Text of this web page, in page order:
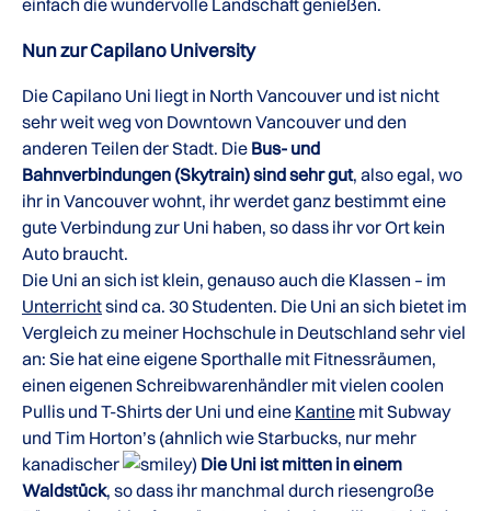
einfach die wundervolle Landschaft genießen.
Nun zur Capilano University
Die Capilano Uni liegt in North Vancouver und ist nicht
sehr weit weg von Downtown Vancouver und den
anderen Teilen der Stadt. Die Bus- und
Bahnverbindungen (Skytrain) sind sehr gut, also egal, wo
ihr in Vancouver wohnt, ihr werdet ganz bestimmt eine
gute Verbindung zur Uni haben, so dass ihr vor Ort kein
Auto braucht.
Die Uni an sich ist klein, genauso auch die Klassen – im
Unterrichtsind ca. 30 Studenten. Die Uni an sich bietet im
Vergleich zu meiner Hochschule in Deutschland sehr viel
an: Sie hat eine eigene Sporthalle mit Fitnessräumen,
einen eigenen Schreibwarenhändler mit vielen coolen
Pullis und T-Shirts der Uni und eine Kantine mit Subway
und Tim Horton’s (ahnlich wie Starbucks, nur mehr
kanadischer
) Die Uni ist mitten in einem
Waldstück, so dass ihr manchmal durch riesengroße